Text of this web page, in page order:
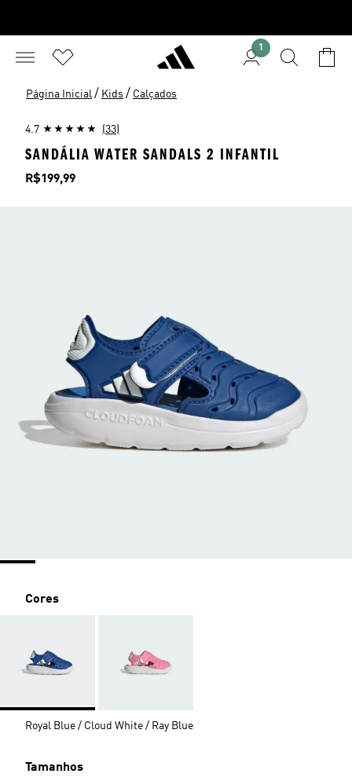
1
Página Inicial / Kids / Calçados
4.7 (33)
SANDÁLIA WATER SANDALS 2 INFANTIL
Preço
R$199,99
Cores
Royal Blue / Cloud White / Ray Blue
Tamanhos